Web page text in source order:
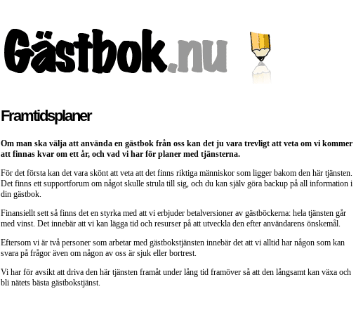
Framtidsplaner
Om man ska välja att använda en gästbok från oss kan det ju vara trevligt att veta om vi kommer
att finnas kvar om ett år, och vad vi har för planer med tjänsterna.
För det första kan det vara skönt att veta att det finns riktiga människor som ligger bakom den här tjänsten.
Det finns ett supportforum om något skulle strula till sig, och du kan själv göra backup på all information i
din gästbok.
Finansiellt sett så finns det en styrka med att vi erbjuder betalversioner av gästböckerna: hela tjänsten går
med vinst. Det innebär att vi kan lägga tid och resurser på att utveckla den efter användarens önskemål.
Eftersom vi är två personer som arbetar med gästbokstjänsten innebär det att vi alltid har någon som kan
svara på frågor även om någon av oss är sjuk eller bortrest.
Vi har för avsikt att driva den här tjänsten framåt under lång tid framöver så att den långsamt kan växa och
bli nätets bästa gästbokstjänst.